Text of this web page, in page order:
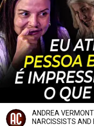
ANDREA
NARCISSISTS AND